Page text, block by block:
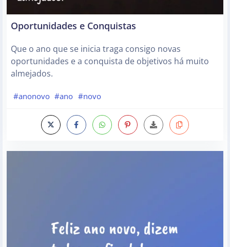
Oportunidades e Conquistas
Que o ano que se inicia traga consigo novas
oportunidades e a conquista de objetivos há muito
almejados.
#anonovo #ano #novo